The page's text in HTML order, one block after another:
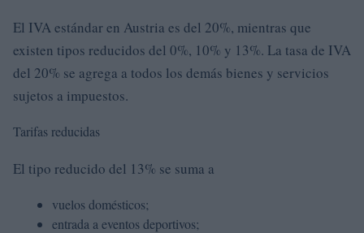
El IVA estándar en Austria es del 20%, mientras que
existen tipos reducidos del 0%, 10% y 13%. La tasa de IVA
del 20% se agrega a todos los demás bienes y servicios
sujetos a impuestos.
Tarifas reducidas
El tipo reducido del 13% se suma a
vuelos domésticos;
entrada a eventos deportivos;